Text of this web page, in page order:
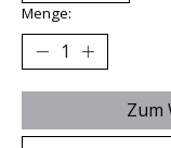
Menge:
Zum